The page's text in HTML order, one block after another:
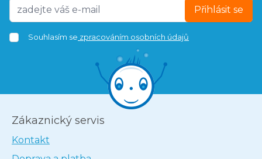
Přihlásit se
Souhlasím se zpracováním osobních údajů
Zákaznický servis
Kontakt